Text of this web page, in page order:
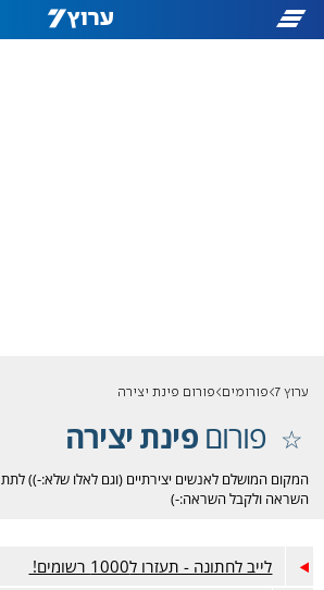
ערוץ 7 פורומים פורום פינת יצירה
פורוםפינת יצירה
המקום המושלם לאנשים יצירתיים (וגם לאלו שלא:-)) לתת
השראה ולקבל השראה:-)
לייב לחתונה - תעזרו ל1000 רשומים!